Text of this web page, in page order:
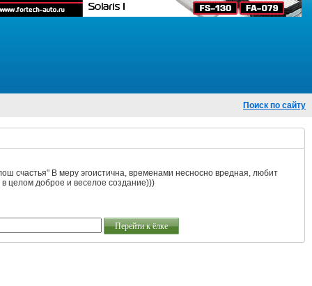
Поиск по сайту
счастья" В меру эгоистична, временами несносно вредная, любит
целом доброе и веселое создание)))
Перейти к ёлке